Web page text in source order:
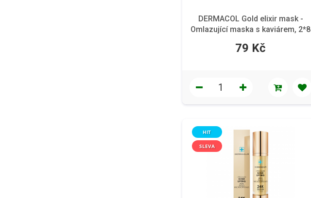
DERMACOL Gold elixir mask -
Omlazující maska s kaviárem, 2*8
79 Kč
HIT
SLEVA